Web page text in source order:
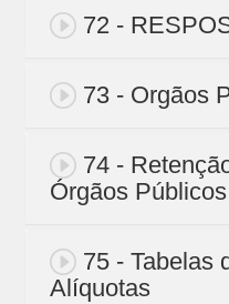
72 -
73 - Orgãos
74 -
Órgãos Públicos
75 - Tabelas
Alíquotas